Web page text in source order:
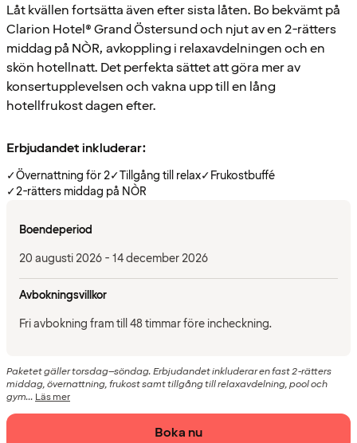
Låt kvällen fortsätta även efter sista låten. Bo bekvämt på
Clarion Hotel® Grand Östersund och njut av en 2-rätters
middag på NÒR, avkoppling i relaxavdelningen och en
skön hotellnatt. Det perfekta sättet att göra mer av
konsertupplevelsen och vakna upp till en lång
hotellfrukost dagen efter.
Erbjudandet inkluderar:
✓Övernattning för 2✓Tillgång till relax✓Frukostbuffé
✓2-rätters middag på NÒR
Boendeperiod
20 augusti 2026 - 14 december 2026
Avbokningsvillkor
Fri avbokning fram till 48 timmar före incheckning.
Paketet gäller torsdag–söndag. Erbjudandet inkluderar en fast 2-rätters
middag, övernattning, frukost samt tillgång till relaxavdelning, pool och
gym... Läs mer
Boka nu